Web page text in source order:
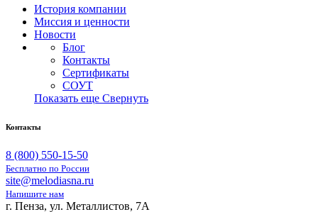
История компании
Миссия и ценности
Новости
Блог
Контакты
Сертификаты
СОУТ
Показать еще Свернуть
Контакты
8 (800) 550-15-50
Бесплатно по России
site@melodiasna.ru
Напишите нам
г. Пенза, ул. Металлистов, 7А